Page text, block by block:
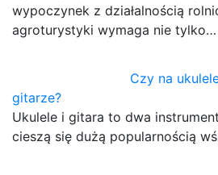
wypoczynek z działalnością
agroturystyki wymaga nie tylko…
Czy na
gitarze?
Ukulele i gitara to dwa
cieszą się dużą popularnością